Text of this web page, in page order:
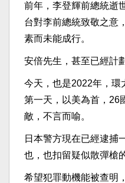
前年，李登輝前總統逝
台對李前總統致敬之意
素而未能成行。
安倍先生，甚至已經計
今天，也是2022年，環
第一天，以美為首，26
敵，不言而喻。
日本警方現在已經逮捕
也，也扣留疑似散彈槍
希望犯罪動機能被查明